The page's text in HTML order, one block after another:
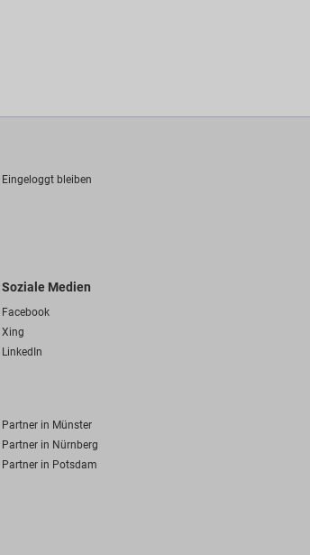
Eingeloggt bleiben
Soziale Medien
Facebook
Xing
LinkedIn
Partner in Münster
Partner in Nürnberg
Partner in Potsdam